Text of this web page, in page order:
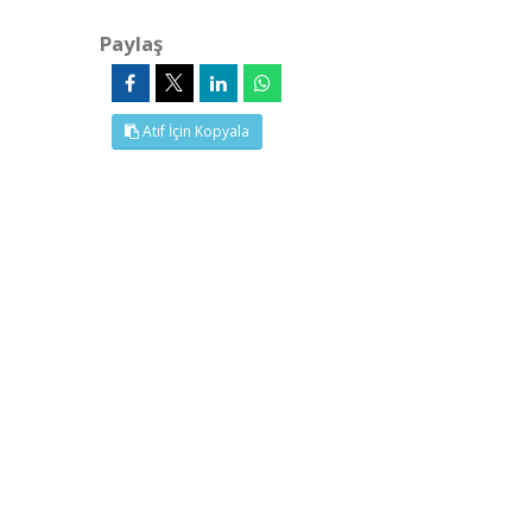
Paylaş
Atıf İçin Kopyala